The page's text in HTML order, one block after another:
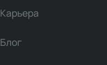
Карьера
Блог